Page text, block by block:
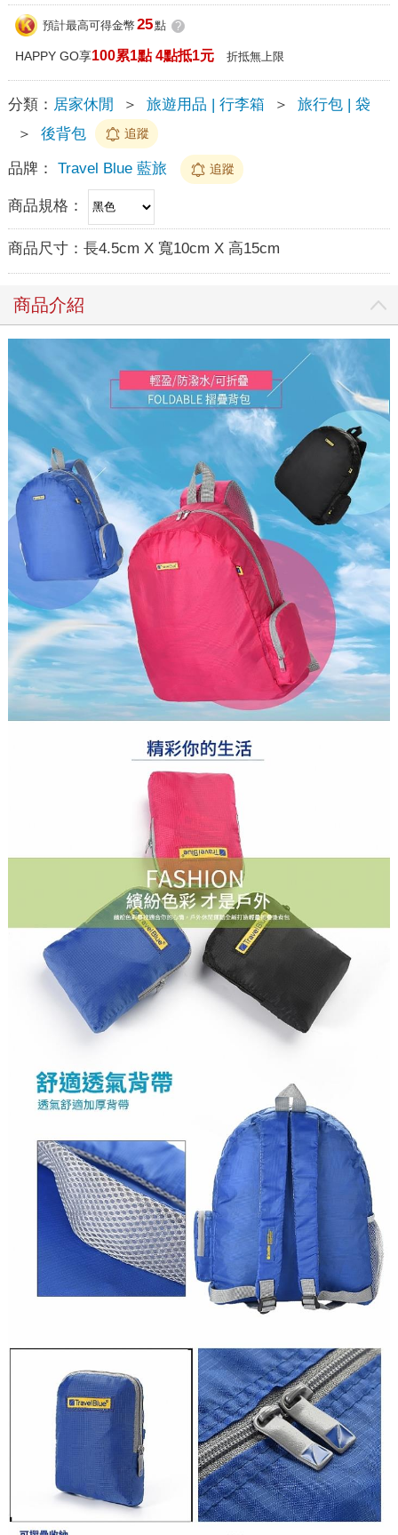
預計最高可得金幣 25點 ?
HAPPY GO享100累1點 4點抵1元 折抵無上限
分類： 居家休閒 ＞ 旅遊用品 | 行李箱 ＞
旅行包 | 袋
＞
後背包 追蹤
品牌： Travel Blue 藍旅 追蹤
商品規格：
商品尺寸： 長4.5cm X 寬10cm X 高15cm
商品介紹